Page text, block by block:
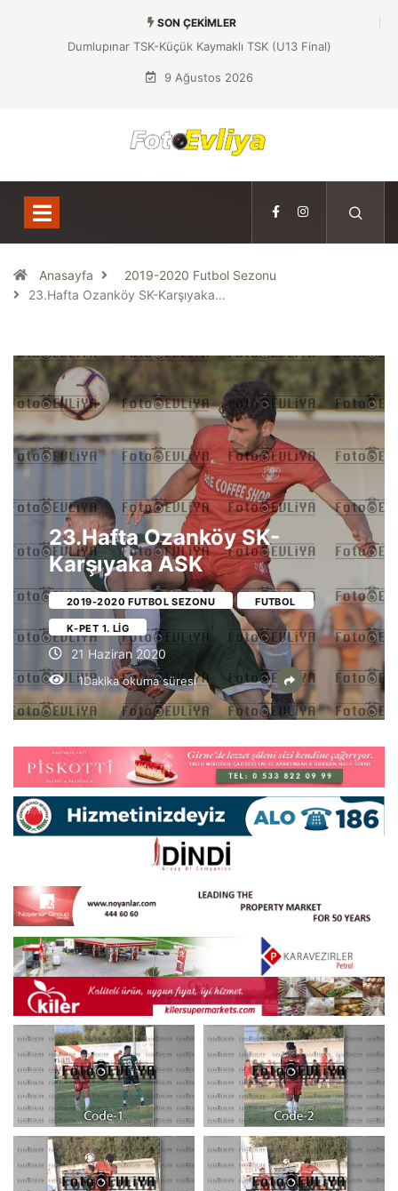
SON ÇEKIMLER
Dumlupınar TSK-Küçük Kaymaklı TSK (U13 Final)
9 Ağustos 2026
Anasayfa
2019-2020 Futbol Sezonu
23.Hafta Ozanköy SK-Karşıyaka…
23.Hafta Ozanköy SK-
Karşıyaka ASK
2019-2020 FUTBOL SEZONU FUTBOL
K-PET 1. LIG
21 Haziran 2020
1Dakika okuma süresi